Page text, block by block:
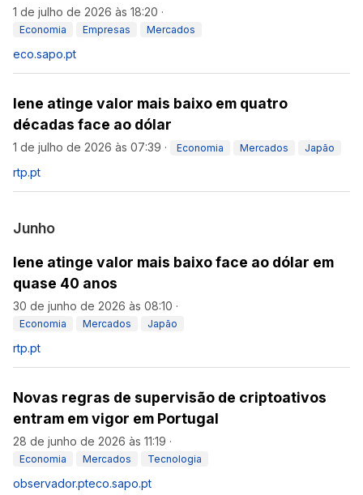
1 de julho de 2026 às 18:20 ·
Economia Empresas Mercados
eco.sapo.pt
Iene atinge valor mais baixo em quatro
décadas face ao dólar
1 de julho de 2026 às 07:39 · Economia Mercados Japão
rtp.pt
Junho
Iene atinge valor mais baixo face ao dólar em
quase 40 anos
30 de junho de 2026 às 08:10 ·
Economia Mercados Japão
rtp.pt
Novas regras de supervisão de criptoativos
entram em vigor em Portugal
28 de junho de 2026 às 11:19 ·
Economia Mercados Tecnologia
observador.pteco.sapo.pt